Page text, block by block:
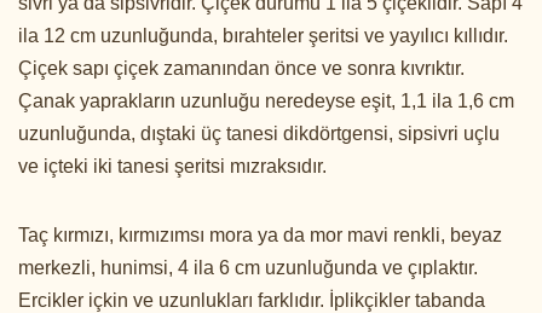
ila 12 cm uzunluğunda, bırahteler şeritsi ve yayılıcı kıllıdır.
Çiçek sapı çiçek zamanından önce ve sonra kıvrıktır.
Çanak yaprakların uzunluğu neredeyse eşit, 1,1 ila 1,6 cm
uzunluğunda, dıştaki üç tanesi dikdörtgensi, sipsivri uçlu
ve içteki iki tanesi şeritsi mızraksıdır.
Taç kırmızı, kırmızımsı mora ya da mor mavi renkli, beyaz
merkezli, hunimsi, 4 ila 6 cm uzunluğunda ve çıplaktır.
Ercikler içkin ve uzunlukları farklıdır. İplikçikler tabanda